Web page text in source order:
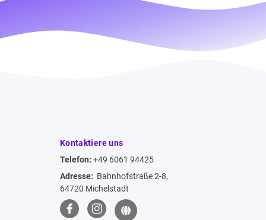
Kontaktiere uns
Telefon: +49 6061 94425
Adresse: Bahnhofstraße 2-8,
64720 Michelstadt